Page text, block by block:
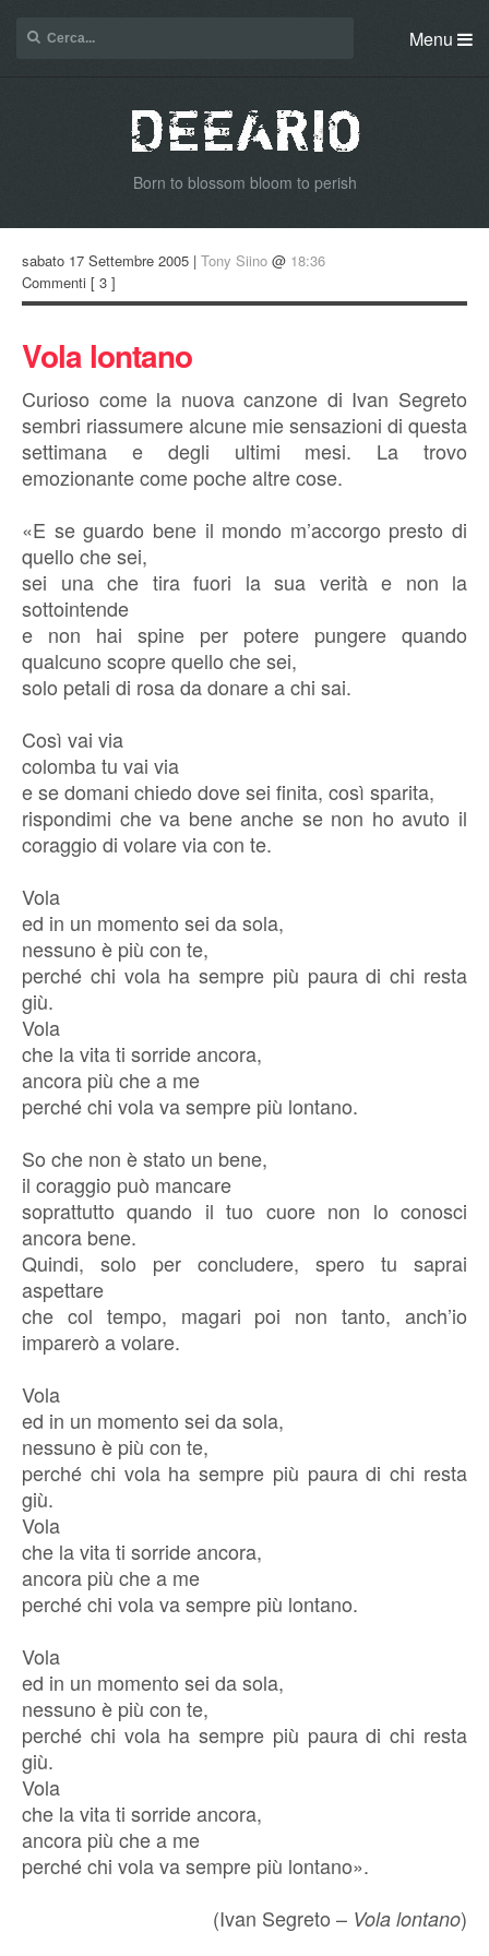
Menu
Born to blossom bloom to perish
sabato 17 Settembre 2005 | Tony Siino @ 18:36
Commenti [ 3 ]
Vola lontano
Curioso come la nuova canzone di Ivan Segreto
sembri riassumere alcune mie sensazioni di questa
settimana e degli ultimi mesi. La trovo
emozionante come poche altre cose.
«E se guardo bene il mondo m’accorgo presto di
quello che sei,
sei una che tira fuori la sua verità e non la
sottointende
e non hai spine per potere pungere quando
qualcuno scopre quello che sei,
solo petali di rosa da donare a chi sai.
Così vai via
colomba tu vai via
e se domani chiedo dove sei finita, così sparita,
rispondimi che va bene anche se non ho avuto il
coraggio di volare via con te.
Vola
ed in un momento sei da sola,
nessuno è più con te,
perché chi vola ha sempre più paura di chi resta
giù.
Vola
che la vita ti sorride ancora,
ancora più che a me
perché chi vola va sempre più lontano.
So che non è stato un bene,
il coraggio può mancare
soprattutto quando il tuo cuore non lo conosci
ancora bene.
Quindi, solo per concludere, spero tu saprai
aspettare
che col tempo, magari poi non tanto, anch’io
imparerò a volare.
Vola
ed in un momento sei da sola,
nessuno è più con te,
perché chi vola ha sempre più paura di chi resta
giù.
Vola
che la vita ti sorride ancora,
ancora più che a me
perché chi vola va sempre più lontano.
Vola
ed in un momento sei da sola,
nessuno è più con te,
perché chi vola ha sempre più paura di chi resta
giù.
Vola
che la vita ti sorride ancora,
ancora più che a me
perché chi vola va sempre più lontano».
(Ivan Segreto – Vola lontano)